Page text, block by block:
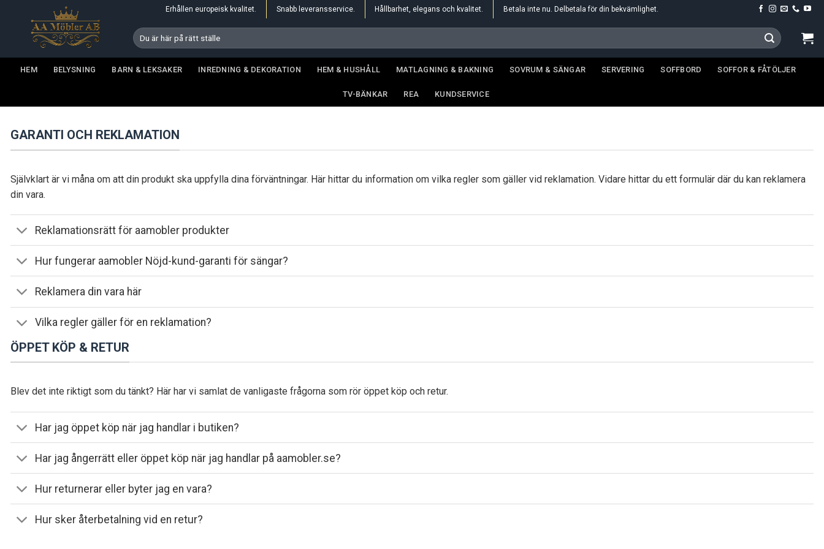
Erhållen europeisk kvalitet. Snabb leveransservice. Hållbarhet, elegans och kvalitet. Betala inte nu. Delbetala för din bekvämlighet.
Search
for:
HEM BELYSNING BARN & LEKSAKER INREDNING & DEKORATION HEM & HUSHÅLL MATLAGNING & BAKNING SOVRUM & SÄNGAR SERVERING SOFFBORD SOFFOR & FÅTÖLJER
TV-BÄNKAR REA KUNDSERVICE
GARANTI OCH REKLAMATION
Självklart är vi måna om att din produkt ska uppfylla dina förväntningar. Här hittar du information om vilka regler som gäller vid reklamation. Vidare hittar du ett formulär där du kan reklamera
din vara.
Reklamationsrätt för aamobler produkter
Hur fungerar aamobler Nöjd-kund-garanti för sängar?
Reklamera din vara här
Vilka regler gäller för en reklamation?
ÖPPET KÖP & RETUR
Blev det inte riktigt som du tänkt? Här har vi samlat de vanligaste frågorna som rör öppet köp och retur.
Har jag öppet köp när jag handlar i butiken?
Har jag ångerrätt eller öppet köp när jag handlar på aamobler.se?
Hur returnerar eller byter jag en vara?
Hur sker återbetalning vid en retur?